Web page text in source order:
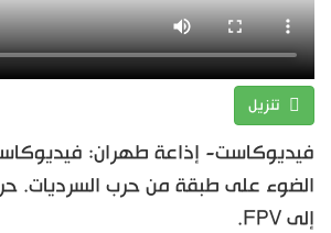
تنزيل
فيديوكاست- إذاعة طهران:
إلى FPV.